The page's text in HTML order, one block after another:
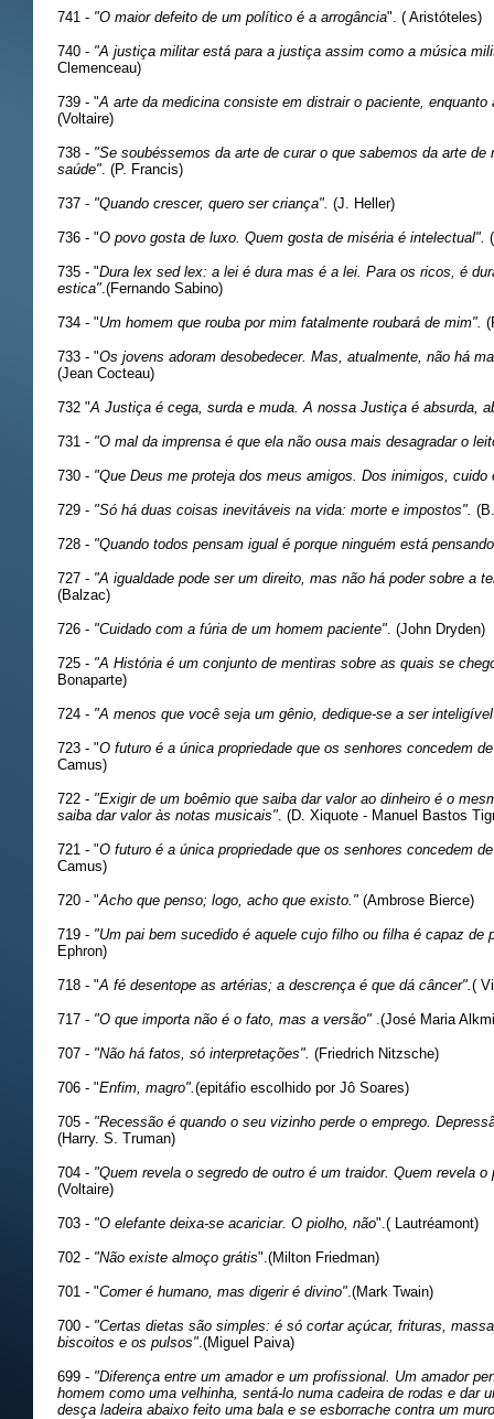
741 - "O maior defeito de um político é a arrogância". ( Aristóteles)
740 - "A justiça militar está para a justiça assim como a música
Clemenceau)
739 - "A arte da medicina consiste em distrair o paciente, enquanto
(Voltaire)
738 - "Se soubéssemos da arte de curar o que sabemos da arte
saúde" . (P. Francis)
737 - "Quando crescer, quero ser criança". (J. Heller)
736 - "O povo gosta de luxo. Quem gosta de miséria é intelectual".
735 - "Dura lex sed lex: a lei é dura mas é a lei. Para os ricos, é
estica" .(Fernando Sabino)
734 - "Um homem que rouba por mim fatalmente roubará de mim".
733 - "Os jovens adoram desobedecer. Mas, atualmente, não há
(Jean Cocteau)
732 "A Justiça é cega, surda e muda. A nossa Justiça é absurda,
731 - "O mal da imprensa é que ela não ousa mais desagradar o
730 - "Que Deus me proteja dos meus amigos. Dos inimigos, cuido
729 - "Só há duas coisas inevitáveis na vida: morte e impostos".
728 - "Quando todos pensam igual é porque ninguém está
727 - "A igualdade pode ser um direito, mas não há poder sobre a
(Balzac)
726 - "Cuidado com a fúria de um homem paciente" . (John Dryden)
725 - "A História é um conjunto de mentiras sobre as quais se
Bonaparte)
724 - "A menos que você seja um gênio, dedique-se a ser
723 - "O futuro é a única propriedade que os senhores concedem
Camus)
722 - "Exigir de um boêmio que saiba dar valor ao dinheiro é o
saiba dar valor às notas musicais" . (D. Xiquote - Manuel Bastos
721 - "O futuro é a única propriedade que os senhores concedem
Camus)
720 - "Acho que penso; logo, acho que existo." (Ambrose Bierce)
719 - "Um pai bem sucedido é aquele cujo filho ou filha é capaz de
Ephron)
718 - "A fé desentope as artérias; a descrença é que dá câncer". (
717 - "O que importa não é o fato, mas a versão" .(José Maria
707 - "Não há fatos, só interpretações". (Friedrich Nitzsche)
706 - "Enfim, magro". (epitáfio escolhido por Jô Soares)
705 - "Recessão é quando o seu vizinho perde o emprego.
(Harry. S. Truman)
704 - "Quem revela o segredo de outro é um traidor. Quem revela
(Voltaire)
703 - "O elefante deixa-se acariciar. O piolho, não".( Lautréamont)
702 - "Não existe almoço grátis".(Milton Friedman)
701 - "Comer é humano, mas digerir é divino" .(Mark Twain)
700 - "Certas dietas são simples: é só cortar açúcar, frituras,
biscoitos e os pulsos" .(Miguel Paiva)
699 - "Diferença entre um amador e um profissional. Um amador
homem como uma velhinha, sentá-lo numa cadeira de rodas e dar
desça ladeira abaixo feito uma bala e se esborrache contra um